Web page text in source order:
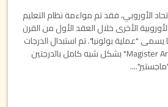
الأوروبي، فقد تم مواءمة نظام التعليم
الأخرى خلال العقد الأول من القرن
"عملية بولونيا". تم استبدال الدرجات
القديمة "Diplom" و "Magister Artium" بشكل شبه كامل بالدرجتين